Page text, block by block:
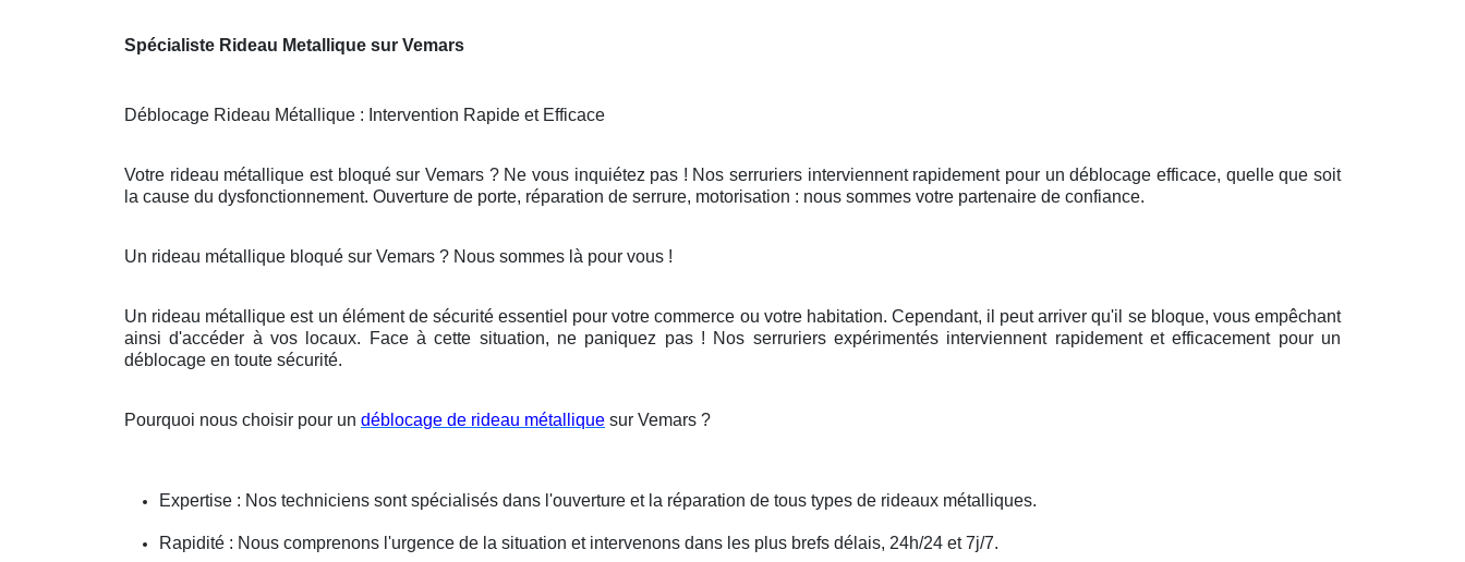
Spécialiste Rideau Metallique sur Vemars
Déblocage Rideau Métallique : Intervention Rapide et Efficace
Votre rideau métallique est bloqué sur Vemars ? Ne vous inquiétez pas ! Nos serruriers interviennent rapidement pour un déblocage efficace, quelle que soit
la cause du dysfonctionnement. Ouverture de porte, réparation de serrure, motorisation : nous sommes votre partenaire de confiance.
Un rideau métallique bloqué sur Vemars ? Nous sommes là pour vous !
Un rideau métallique est un élément de sécurité essentiel pour votre commerce ou votre habitation. Cependant, il peut arriver qu'il se bloque, vous empêchant
ainsi d'accéder à vos locaux. Face à cette situation, ne paniquez pas ! Nos serruriers expérimentés interviennent rapidement et efficacement pour un
déblocage en toute sécurité.
Pourquoi nous choisir pour un déblocage de rideau métallique sur Vemars ?
Expertise : Nos techniciens sont spécialisés dans l'ouverture et la réparation de tous types de rideaux métalliques.
Rapidité : Nous comprenons l'urgence de la situation et intervenons dans les plus brefs délais, 24h/24 et 7j/7.